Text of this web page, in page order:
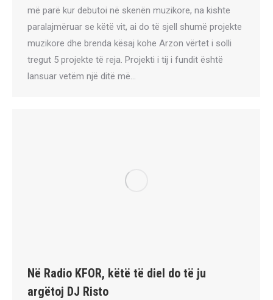
më parë kur debutoi në skenën muzikore, na kishte
paralajmëruar se këtë vit, ai do të sjell shumë projekte
muzikore dhe brenda kësaj kohe Arzon vërtet i solli
tregut 5 projekte të reja. Projekti i tij i fundit është
lansuar vetëm një ditë më…
Në Radio KFOR, këtë të diel do të ju
argëtoj DJ Risto